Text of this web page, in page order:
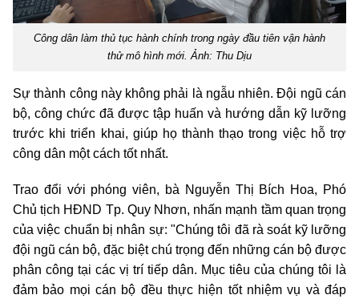
Công dân làm thủ tục hành chính trong ngày đầu tiên vận hành
thử mô hình mới. Ảnh: Thu Dịu
Sự thành công này không phải là ngẫu nhiên. Đội ngũ cán
bộ, công chức đã được tập huấn và hướng dẫn kỹ lưỡng
trước khi triển khai, giúp họ thành thạo trong việc hỗ trợ
công dân một cách tốt nhất.
Trao đổi với phóng viên, bà Nguyễn Thị Bích Hoa, Phó
Chủ tịch HĐND Tp. Quy Nhơn, nhấn mạnh tầm quan trọng
của việc chuẩn bị nhân sự: "Chúng tôi đã rà soát kỹ lưỡng
đội ngũ cán bộ, đặc biệt chú trọng đến những cán bộ được
phân công tại các vị trí tiếp dân. Mục tiêu của chúng tôi là
đảm bảo mọi cán bộ đều thực hiện tốt nhiệm vụ và đáp